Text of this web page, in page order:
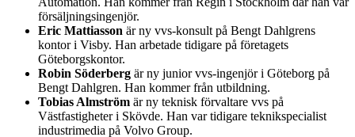
försäljningsingenjör.
Eric Mattiasson är ny vvs-konsult på Bengt Dahlgrens
kontor i Visby. Han arbetade tidigare på företagets
Göteborgskontor.
Robin Söderberg är ny junior vvs-ingenjör i Göteborg på
Bengt Dahlgren. Han kommer från utbildning.
Tobias Almström är ny teknisk förvaltare vvs på
Västfastigheter i Skövde. Han var tidigare teknikspecialist
industrimedia på Volvo Group.